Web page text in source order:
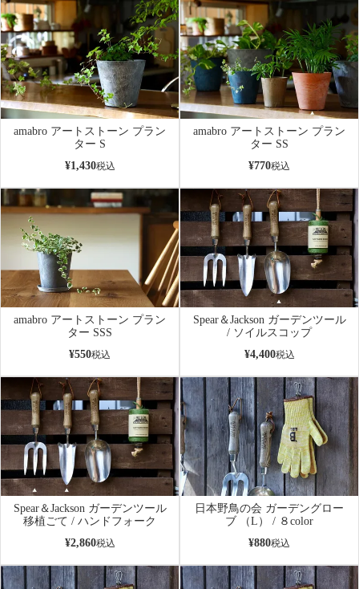
amabro アートストーン プラン
ター S
¥1,430税込
amabro アートストーン プラン
ター SS
¥770税込
amabro アートストーン プラン
ター SSS
¥550税込
Spear＆Jackson ガーデンツール
/ ソイルスコップ
¥4,400税込
Spear＆Jackson ガーデンツール
移植ごて / ハンドフォーク
¥2,860税込
日本野鳥の会 ガーデングロー
ブ （L） / ８color
¥880税込